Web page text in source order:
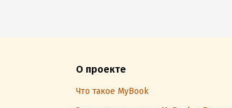
О проекте
Что такое MyBook